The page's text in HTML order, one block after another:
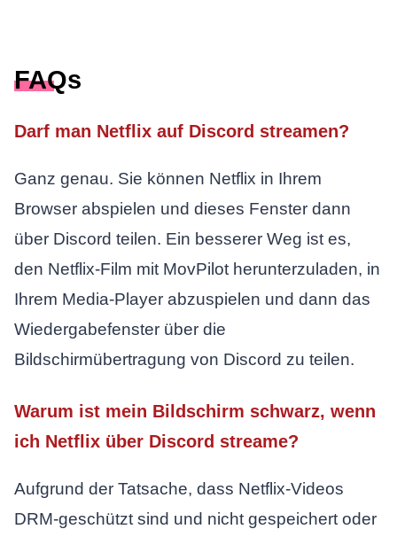
FAQs
Darf man Netflix auf Discord streamen?
Ganz genau. Sie können Netflix in Ihrem
Browser abspielen und dieses Fenster dann
über Discord teilen. Ein besserer Weg ist es,
den Netflix-Film mit MovPilot herunterzuladen, in
Ihrem Media-Player abzuspielen und dann das
Wiedergabefenster über die
Bildschirmübertragung von Discord zu teilen.
Warum ist mein Bildschirm schwarz, wenn
ich Netflix über Discord streame?
Aufgrund der Tatsache, dass Netflix-Videos
DRM-geschützt sind und nicht gespeichert oder